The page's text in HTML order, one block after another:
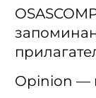
Opinion —